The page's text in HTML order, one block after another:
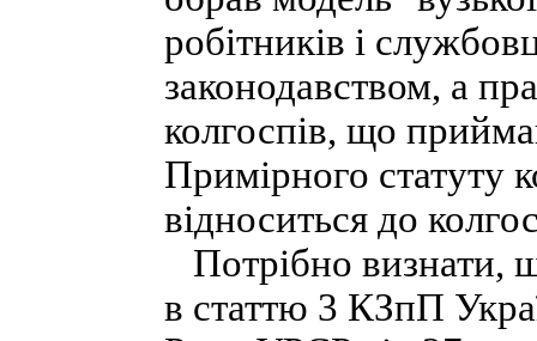
робітників і
законодавством, а
колгоспів, що
Примірного статуту
відноситься до
Потрібно визнати,
в статтю 3 КЗпП